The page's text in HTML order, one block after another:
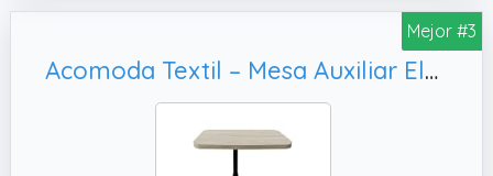
Mejor #3
Acomoda Textil – Mesa Auxiliar Elevable Regulable en Altura para Sofá o Cama con Base Estable y Tablero Rectangular Ideal para Trabajo Lectura Comidas y Uso Diario en el Hogar